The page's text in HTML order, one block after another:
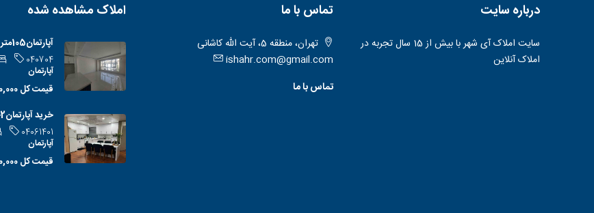
درباره سایت
سایت املاک آی شهر با بیش از 15 سال تجربه در
املاک آنلاین
تماس با ما
تهران، منطقه 5، آیت الله کاشانی
ishahr.com@gmail.com
تماس با ما
املاک مشاهده شده
آپارتمان105متری 2خواب شاهین جنوبی
040704
آپارتمان
قیمت کل
خرید آپارتمان2خواب در جهاداکبر
04061401
آپارتمان
قیمت کل